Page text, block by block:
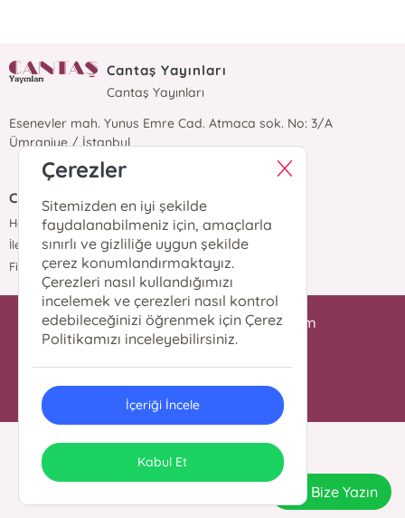
Cantaş Yayınları
Cantaş Yayınları
Esenevler mah. Yunus Emre Cad. Atmaca sok. No: 3/A
Ümraniye / İstanbul
Cantaş Yayınları
Hakkımızda
İletişim
Fiyat Listesi
iletisim@cantasyayinlari.com
0 216 344 98 87
Tasarım & Uygulama
Bize Yazın
Çerezler
Sitemizden en iyi şekilde
faydalanabilmeniz için, amaçlarla
sınırlı ve gizliliğe uygun şekilde
çerez konumlandırmaktayız.
Çerezleri nasıl kullandığımızı
incelemek ve çerezleri nasıl kontrol
edebileceğinizi öğrenmek için Çerez
Politikamızı inceleyebilirsiniz.
İçeriği İncele
Kabul Et